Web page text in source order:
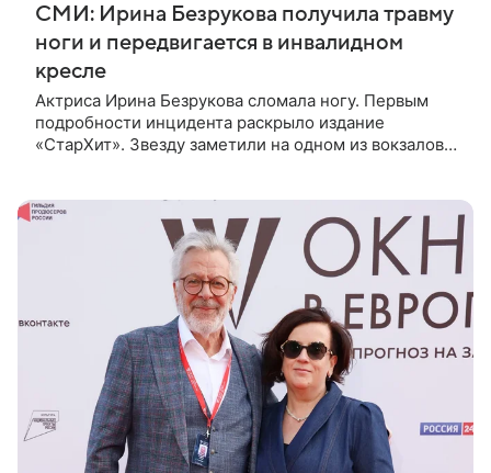
СМИ: Ирина Безрукова получила травму
ноги и передвигается в инвалидном
кресле
Актриса Ирина Безрукова сломала ногу. Первым
подробности инцидента раскрыло издание
«СтарХит». Звезду заметили на одном из вокзалов